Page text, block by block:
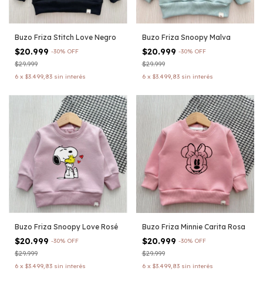
Buzo Friza Stitch Love Negro
$20.999 -30% OFF
$29.999
6 x $3.499,83 sin interés
Buzo Friza Snoopy Malva
$20.999 -30% OFF
$29.999
6 x $3.499,83 sin interés
Buzo Friza Snoopy Love Rosé
$20.999 -30% OFF
$29.999
6 x $3.499,83 sin interés
Buzo Friza Minnie Carita Rosa
$20.999 -30% OFF
$29.999
6 x $3.499,83 sin interés